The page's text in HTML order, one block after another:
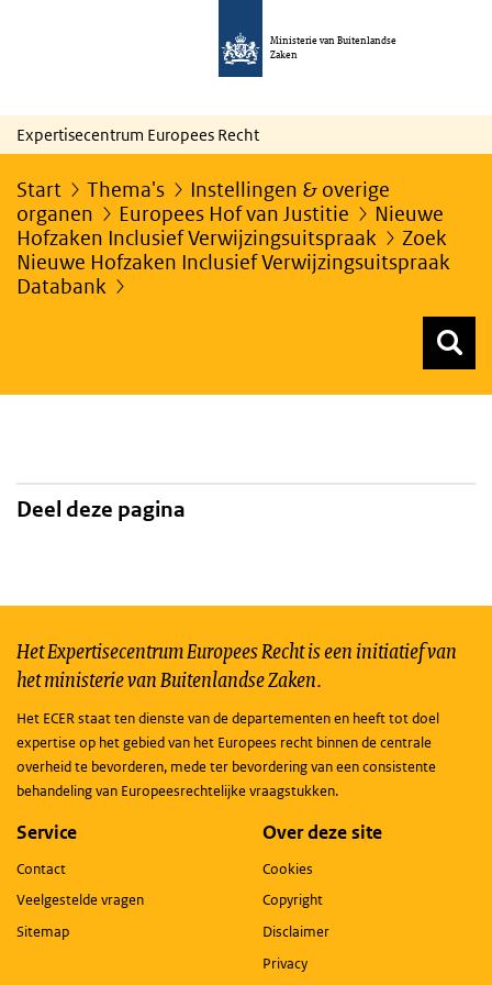
Ministerie van Buitenlandse
Zaken
Expertisecentrum Europees Recht
Start Thema's
Instellingen & overige
organen
Europees Hof van Justitie
Nieuwe
Hofzaken Inclusief Verwijzingsuitspraak
Zoek
Nieuwe Hofzaken Inclusief Verwijzingsuitspraak
Databank
Deel deze pagina
Het Expertisecentrum Europees Recht is een initiatief van
het ministerie van Buitenlandse Zaken.
Het ECER staat ten dienste van de departementen en heeft tot doel
expertise op het gebied van het Europees recht binnen de centrale
overheid te bevorderen, mede ter bevordering van een consistente
behandeling van Europeesrechtelijke vraagstukken.
Service
Contact
Veelgestelde vragen
Sitemap
Over deze site
Cookies
Copyright
Disclaimer
Privacy